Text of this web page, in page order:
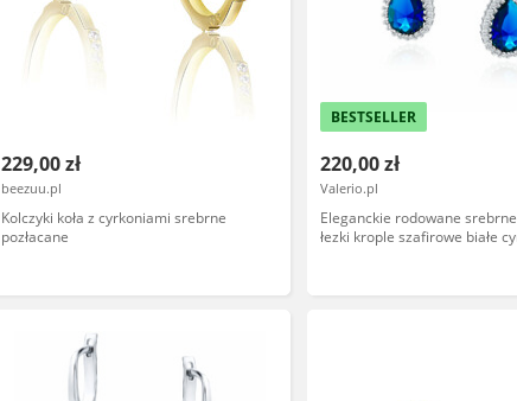
229,00 zł
beezuu.pl
Kolczyki koła z cyrkoniami srebrne
pozłacane
BESTSELLER
220,00 zł
Valerio.pl
Eleganckie rodowane
łezki krople szafirowe białe